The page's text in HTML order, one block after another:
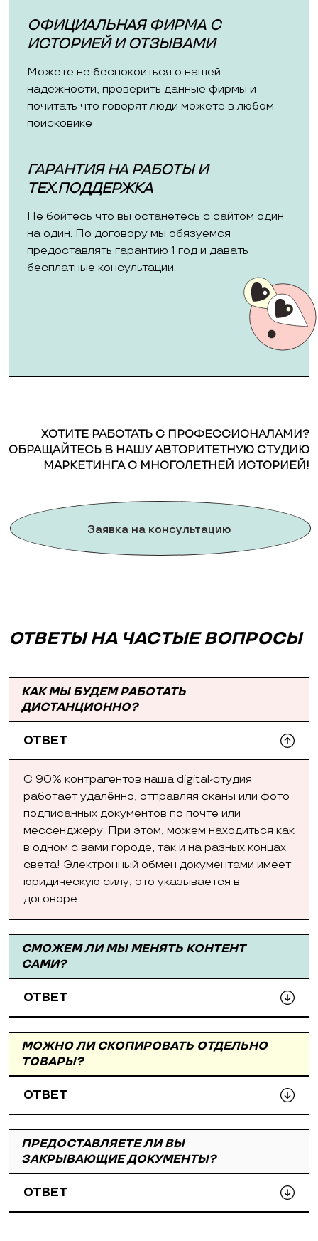
ОФИЦИАЛЬНАЯ ФИРМА С
ИСТОРИЕЙ И ОТЗЫВАМИ
Можете не беспокоиться о нашей
надежности, проверить данные фирмы и
почитать что говорят люди можете в любом
поисковике
ГАРАНТИЯ НА РАБОТЫ И
ТЕХ.ПОДДЕРЖКА
Не бойтесь что вы останетесь с сайтом один
на один. По договору мы обязуемся
предоставлять гарантию 1 год и давать
бесплатные консультации.
ХОТИТЕ РАБОТАТЬ С ПРОФЕССИОНАЛАМИ?
ОБРАЩАЙТЕСЬ В НАШУ АВТОРИТЕТНУЮ СТУДИЮ
МАРКЕТИНГА С МНОГОЛЕТНЕЙ ИСТОРИЕЙ!
Заявка на консультацию
ОТВЕТЫ НА ЧАСТЫЕ ВОПРОСЫ
КАК МЫ БУДЕМ РАБОТАТЬ
ДИСТАНЦИОННО?
ОТВЕТ
С 90% контрагентов наша digital-студия
работает удалённо, отправляя сканы или фото
подписанных документов по почте или
мессенджеру. При этом, можем находиться как
в одном с вами городе, так и на разных концах
света! Электронный обмен документами имеет
юридическую силу, это указывается в
договоре.
СМОЖЕМ ЛИ МЫ МЕНЯТЬ КОНТЕНТ
САМИ?
ОТВЕТ
МОЖНО ЛИ СКОПИРОВАТЬ ОТДЕЛЬНО
ТОВАРЫ?
ОТВЕТ
ПРЕДОСТАВЛЯЕТЕ ЛИ ВЫ
ЗАКРЫВАЮЩИЕ ДОКУМЕНТЫ?
ОТВЕТ